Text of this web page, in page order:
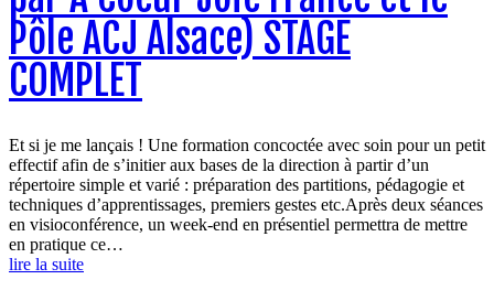
Pôle ACJ Alsace) STAGE
COMPLET
Et si je me lançais ! Une formation concoctée avec soin pour un petit
effectif afin de s’initier aux bases de la direction à partir d’un
répertoire simple et varié : préparation des partitions, pédagogie et
techniques d’apprentissages, premiers gestes etc.Après deux séances
en visioconférence, un week-end en présentiel permettra de mettre
en pratique ce…
lire la suite